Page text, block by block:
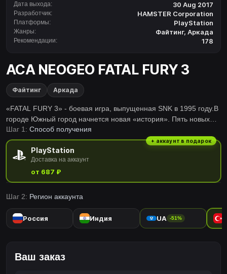
Дата выхода: 30 Aug 2017
Разработчик: HAMSTER Corporation
Платформы: PlayStation
Жанры: Файтинг, Аркада
Рекомендации: 178
ACA NEOGEO FATAL FURY 3
Файтинг Аркада
«FATAL FURY 3» - боевая игра, выпущенная SNK в 1995 году.В
городе Южный город начнется новая «история». Пять новых
персонажей объединяются для 10 голодных волков, готовых к
битве.Благодаря новым элементам, таким как механик
Oversway и Combination Art, будьте готовы к эпическим и
интенсивным боям!Серия ‶ACA NEOGEO' добросовестно
воспроизведены многие классические NEOGEO
шедевры.Игроки могут изменять различные настройки игры,
такие как сложность игры, а также воспроизводят атмосферу
конкурировать друг с другом со всего мира со своими высокими
баллами.Пожалуйста, наслаждайтесь шедевр, который
Шаг 1: Способ получения
PlayStation
Доставка на аккаунт
от 687 ₽
+ аккаунт в подарок
Шаг 2: Регион аккаунта
Россия Индия UA -51%
Ваш заказ